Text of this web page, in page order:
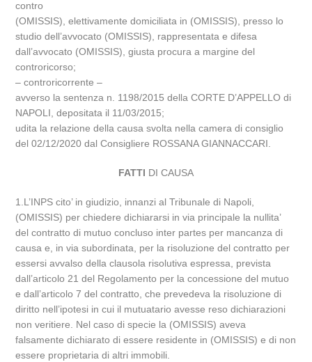
contro
(OMISSIS), elettivamente domiciliata in (OMISSIS), presso lo
studio dell’avvocato (OMISSIS), rappresentata e difesa
dall’avvocato (OMISSIS), giusta procura a margine del
controricorso;
– controricorrente –
avverso la sentenza n. 1198/2015 della CORTE D’APPELLO di
NAPOLI, depositata il 11/03/2015;
udita la relazione della causa svolta nella camera di consiglio
del 02/12/2020 dal Consigliere ROSSANA GIANNACCARI.
FATTI DI CAUSA
1.L’INPS cito’ in giudizio, innanzi al Tribunale di Napoli,
(OMISSIS) per chiedere dichiararsi in via principale la nullita’
del contratto di mutuo concluso inter partes per mancanza di
causa e, in via subordinata, per la risoluzione del contratto per
essersi avvalso della clausola risolutiva espressa, prevista
dall’articolo 21 del Regolamento per la concessione del mutuo
e dall’articolo 7 del contratto, che prevedeva la risoluzione di
diritto nell’ipotesi in cui il mutuatario avesse reso dichiarazioni
non veritiere. Nel caso di specie la (OMISSIS) aveva
falsamente dichiarato di essere residente in (OMISSIS) e di non
essere proprietaria di altri immobili.